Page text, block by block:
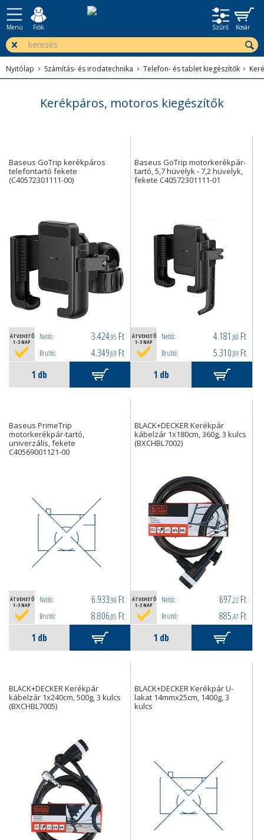
Menü Fiók Szűrő Kosár
Nyitólap Számítás- és irodatechnika Telefon- és tablet kiegészítők
Kerékpáros, motoros kiegészítők
Baseus GoTrip kerékpáros
telefontartó fekete
(C40572301111-00)
ÁTVEHETŐ
1-3 NAP
Nettó: 3.424,95 Ft
Bruttó: 4.349,69 Ft
Baseus GoTrip motorkerékpár-
tartó, 5,7 hüvelyk - 7,2 hüvelyk,
fekete C40572301111-01
ÁTVEHETŐ
1-3 NAP
Nettó: 4.181 ,80 Ft
Bruttó: 5.310,89 Ft
Baseus PrimeTrip
motorkerékpár-tartó,
univerzális, fekete
C40569001121-00
ÁTVEHETŐ
1-3 NAP
Nettó: 6.933,90 Ft
Bruttó: 8.806,05 Ft
BLACK+DECKER Kerékpár
kábelzár 1x180cm, 360g, 3 kulcs
(BXCHBL7002)
ÁTVEHETŐ
1-3 NAP
Nettó: 697,22 Ft
Bruttó: 885,47 Ft
BLACK+DECKER Kerékpár
kábelzár 1x240cm, 500g, 3 kulcs
(BXCHBL7005)
BLACK+DECKER Kerékpár U-
lakat 14mmx25cm, 1400g, 3
kulcs